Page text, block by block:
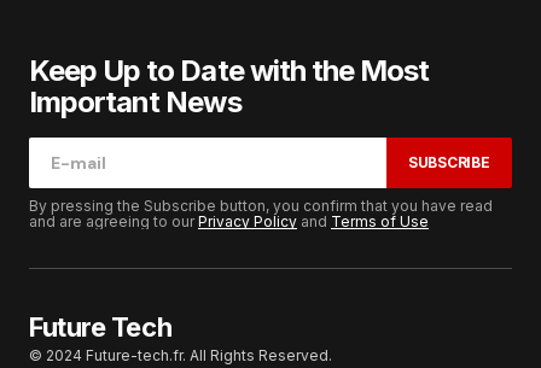
Keep Up to Date with the Most
Important News
SUBSCRIBE
By pressing the Subscribe button, you confirm that you have read
and are agreeing to ourPrivacy Policy and Terms of Use
Future Tech
© 2024 Future-tech.fr. All Rights Reserved.